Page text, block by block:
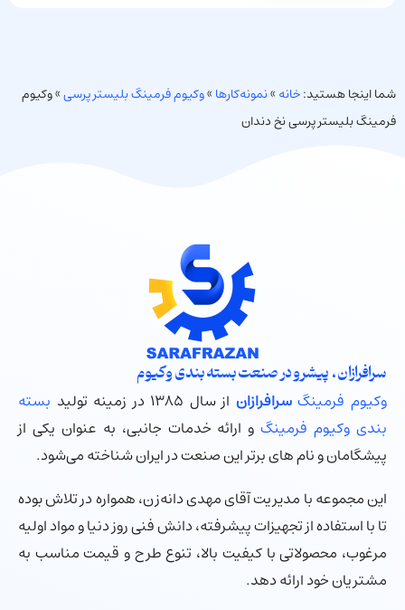
شما اینجا هستید:خانه»نمونه‌کارها»وکیوم فرمینگ بلیستر پرسی»وکیوم
فرمینگ بلیستر پرسی نخ دندان
سرافرازان ، پیشرو در صنعت بسته بندی وکیوم
وکیوم فرمینگ سرافرازاناز سال ۱۳۸۵ در زمینه تولید
بسته
بندی وکیوم فرمینگو ارائه خدمات جانبی، به عنوان یکی از
پیشگامان و نام های برتر این صنعت در ایران شناخته می‌شود.
این مجموعه با مدیریت آقای مهدی دانه‌زن، همواره در تلاش بوده
تا با استفاده از تجهیزات پیشرفته، دانش فنی روز دنیا و مواد اولیه
مرغوب، محصولاتی با کیفیت بالا، تنوع طرح و قیمت مناسب به
مشتریان خود ارائه دهد.